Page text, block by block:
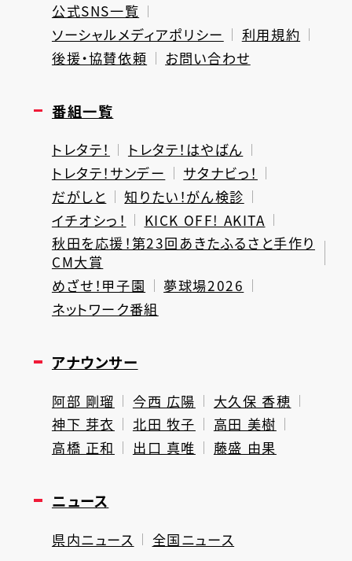
公式SNS一覧
ソーシャルメディアポリシー
利用規約
後援・協賛依頼
お問い合わせ
番組一覧
トレタテ！
トレタテ！はやばん
トレタテ！サンデー
サタナビっ！
だがしと
知りたい！がん検診
イチオシっ！
KICK OFF! AKITA
秋田を応援！第23回あきたふるさと手作り
CM大賞
めざせ！甲子園
夢球場2026
ネットワーク番組
アナウンサー
阿部 剛瑠 今西 広陽
大久保 香穂
神下 芽衣
北田 牧子
高田 美樹
高橋 正和
出口 真唯 藤盛 由果
ニュース
県内ニュース 全国ニュース